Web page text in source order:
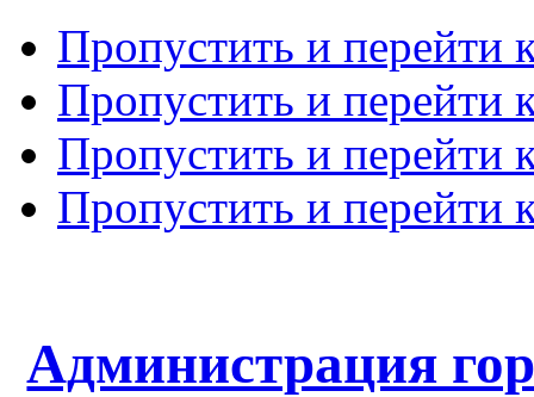
Пропустить и перейти
Пропустить и перейти
Пропустить и перейти
Пропустить и перейти
Администрация